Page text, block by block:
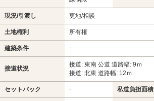
現況/引渡し 更地/相談
土地権利 所有権
建築条件 -
接道状況
接道: 東南 公道 道路幅: 9ｍ
接道: 北東 道路幅: 12ｍ
セットバック - 私道負担面積